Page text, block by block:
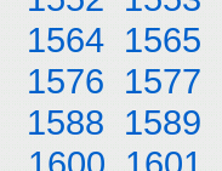
1564 1565
1576 1577
1588 1589